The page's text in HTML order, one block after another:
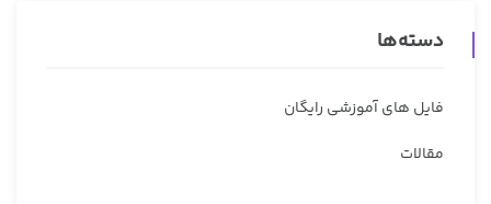
دسته‌ها
فایل های آموزشی رایگان
مقالات